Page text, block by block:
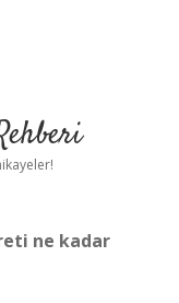
ne kadar